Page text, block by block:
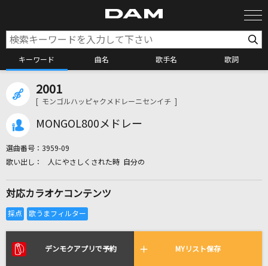
キーワード 曲名 歌手名 歌詞
リアルタイムで歌われている曲の一覧
2001
[ モンゴルハッピャクメドレーニセンイチ ]
MONGOL800メドレー
選曲番号： 3959-09
人にやさしくされた時 自分の
対応カラオケコンテンツ
デンモクアプリで予約 MYリスト保存